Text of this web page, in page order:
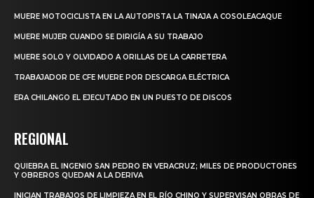
MUERE MOTOCICLISTA EN LA AUTOPISTA LA TINAJA A COSOLEACAQUE
MUERE MUJER CUANDO SE DIRIGÍA A SU TRABAJO
MUERE SOLO Y OLVIDADO A ORILLAS DE LA CARRETERA
TRABAJADOR DE CFE MUERE POR DESCARGA ELÉCTRICA
ERA CHILANGO EL EJECUTADO EN UN PUESTO DE DISCOS
REGIONAL
QUIEBRA EL INGENIO SAN PEDRO EN VERACRUZ; MILES DE PRODUCTORES
Y OBREROS QUEDAN A LA DERIVA
INICIAN TRABAJOS DE LIMPIEZA EN EL RÍO CHINO Y SUPERVISAN OBRAS DE